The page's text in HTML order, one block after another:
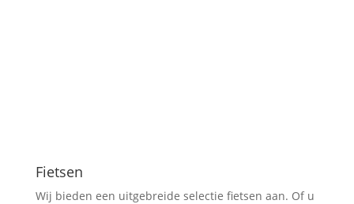
Fietsen
Wij bieden een uitgebreide selectie fietsen aan. Of u